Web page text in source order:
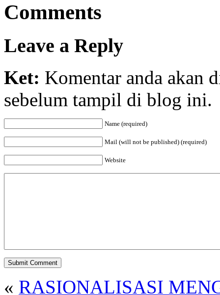
Comments
Leave a Reply
Ket: Komentar anda akan
sebelum tampil di blog ini.
Name (required)
Mail (will not be published) (required)
Website
« RASIONALISASI